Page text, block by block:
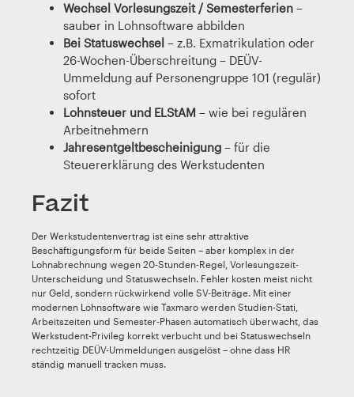
Wechsel Vorlesungszeit / Semesterferien –
sauber in Lohnsoftware abbilden
Bei Statuswechsel – z.B. Exmatrikulation oder
26-Wochen-Überschreitung – DEÜV-
Ummeldung auf Personengruppe 101 (regulär)
sofort
Lohnsteuer und ELStAM – wie bei regulären
Arbeitnehmern
Jahresentgeltbescheinigung – für die
Steuererklärung des Werkstudenten
Fazit
Der Werkstudentenvertrag ist eine sehr attraktive
Beschäftigungsform für beide Seiten – aber komplex in der
Lohnabrechnung wegen 20-Stunden-Regel, Vorlesungszeit-
Unterscheidung und Statuswechseln. Fehler kosten meist nicht
nur Geld, sondern rückwirkend volle SV-Beiträge. Mit einer
modernen Lohnsoftware wie Taxmaro werden Studien-Stati,
Arbeitszeiten und Semester-Phasen automatisch überwacht, das
Werkstudent-Privileg korrekt verbucht und bei Statuswechseln
rechtzeitig DEÜV-Ummeldungen ausgelöst – ohne dass HR
ständig manuell tracken muss.